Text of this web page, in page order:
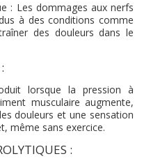
: Les dommages aux nerfs
à des conditions comme
des douleurs dans le
:
lorsque la pression à
musculaire augmente,
douleurs et une sensation
même sans exercice.
: